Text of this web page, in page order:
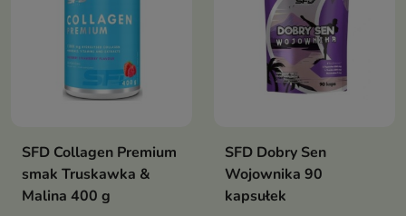
SFD Collagen Premium
smak Truskawka &
Malina 400 g
SFD Dobry Sen
Wojownika 90
kapsułek